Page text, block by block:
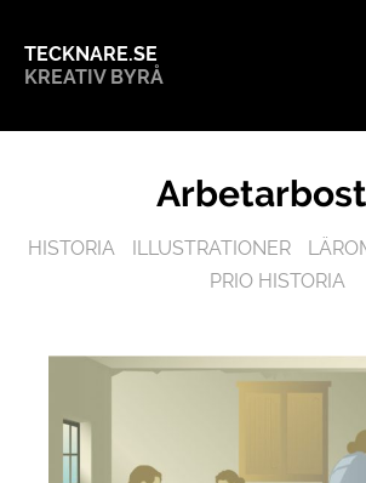
TECKNARE.SE
KREATIV BYRÅ
HISTORIA ILLUSTRATIONER
PRIO HISTORIA